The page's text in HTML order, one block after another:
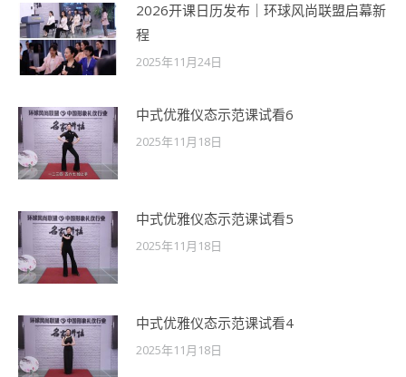
2026开课日历发布｜环球风尚联盟启幕新
程
2025年11月24日
中式优雅仪态示范课试看6
2025年11月18日
中式优雅仪态示范课试看5
2025年11月18日
中式优雅仪态示范课试看4
2025年11月18日